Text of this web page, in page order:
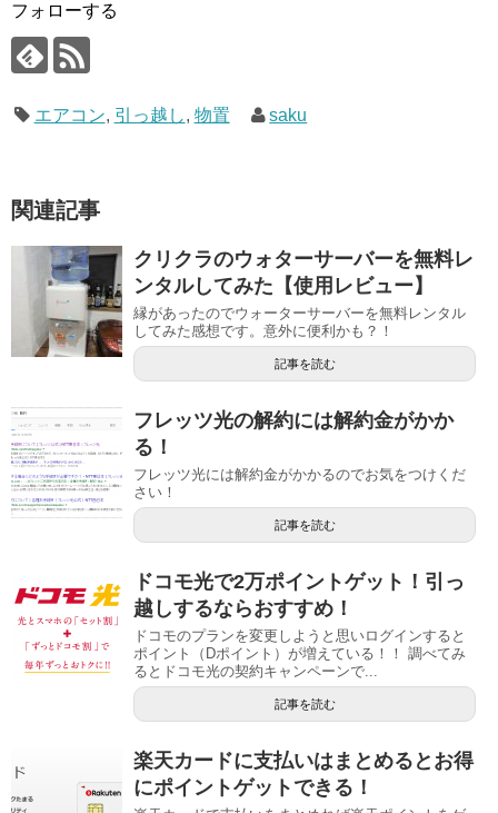
フォローする
エアコン, 引っ越し, 物置 saku
関連記事
クリクラのウォターサーバーを無料レ
ンタルしてみた【使用レビュー】
縁があったのでウォーターサーバーを無料レンタル
してみた感想です。意外に便利かも？！
記事を読む
フレッツ光の解約には解約金がかか
る！
フレッツ光には解約金がかかるのでお気をつけくだ
さい！
記事を読む
ドコモ光で2万ポイントゲット！引っ
越しするならおすすめ！
ドコモのプランを変更しようと思いログインすると
ポイント（Dポイント）が増えている！！ 調べてみ
るとドコモ光の契約キャンペーンで...
記事を読む
楽天カードに支払いはまとめるとお得
にポイントゲットできる！